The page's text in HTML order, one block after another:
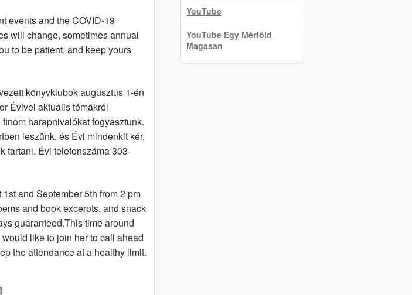
events and the COVID-19
will change, sometimes annual
to be patient, and keep yours
könyvklubok augusztus 1-én
Évivel aktuális témákról
harapnivalókat fogyasztunk.
leszünk, és Évi mindenkit kér,
tartani. Évi telefonszáma 303-
and September 5th from 2 pm
and book excerpts, and snack
guaranteed.This time around
like to join her to call ahead
the attendance at a healthy limit.
YouTube
YouTube Egy Mérföld
Magasan